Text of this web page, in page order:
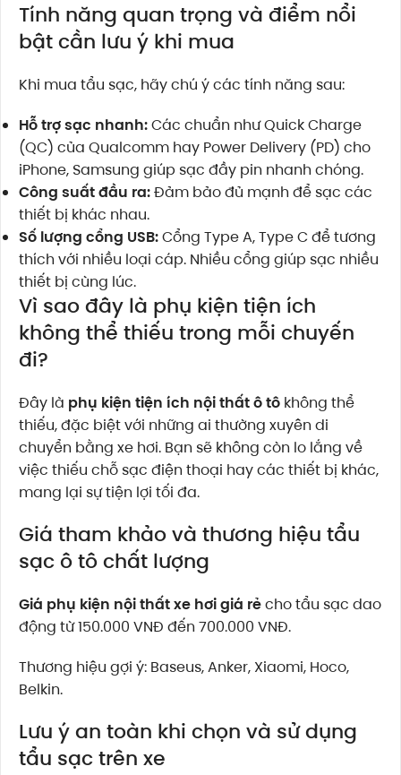
Tính năng quan trọng và điểm nổi
bật cần lưu ý khi mua
Khi mua tẩu sạc, hãy chú ý các tính năng sau:
Hỗ trợ sạc nhanh:Các chuẩn như Quick Charge
(QC) của Qualcomm hay Power Delivery (PD) cho
iPhone, Samsung giúp sạc đầy pin nhanh chóng.
Công suất đầu ra:Đảm bảo đủ mạnh để sạc các
thiết bị khác nhau.
Số lượng cổng USB:Cổng Type A, Type C để tương
thích với nhiều loại cáp. Nhiều cổng giúp sạc nhiều
thiết bị cùng lúc.
Vì sao đây là phụ kiện tiện ích
không thể thiếu trong mỗi chuyến
đi?
Đây là phụ kiện tiện ích nội thất ô tô không thể
thiếu, đặc biệt với những ai thường xuyên di
chuyển bằng xe hơi. Bạn sẽ không còn lo lắng về
việc thiếu chỗ sạc điện thoại hay các thiết bị khác,
mang lại sự tiện lợi tối đa.
Giá tham khảo và thương hiệu tẩu
sạc ô tô chất lượng
Giá phụ kiện nội thất xe hơi giá rẻcho tẩu sạc dao
động từ 150.000 VNĐ đến 700.000 VNĐ.
Thương hiệu gợi ý: Baseus, Anker, Xiaomi, Hoco,
Belkin.
Lưu ý an toàn khi chọn và sử dụng
tẩu sạc trên xe